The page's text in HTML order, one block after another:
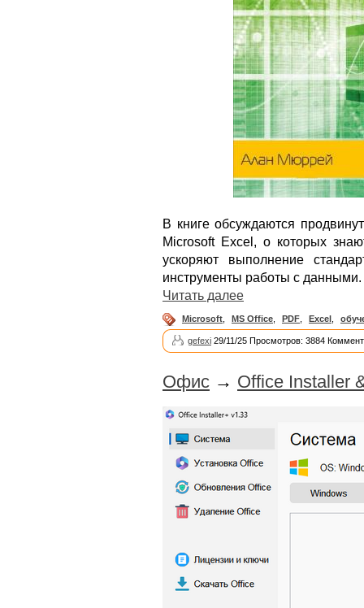
В книге обсуждаются
Microsoft Excel, о которых
ускоряют выполнение
инструменты работы с данными.
Читать далее
Microsoft MS Office PDF Excel
gefexi 29/11/25 Просмотров: 3884
Офис → Office Installer